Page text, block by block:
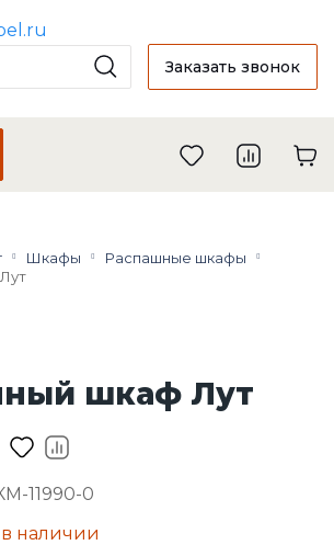
Заказать звонок
Шкафы
Распашные шкафы
шкаф Лут
11990-0
в наличии